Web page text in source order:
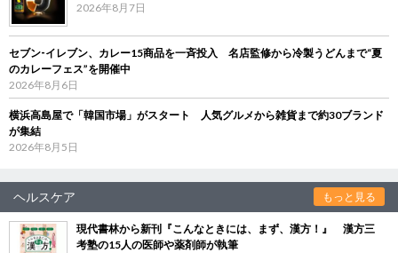
2026年8月7日
セブン‐イレブン、カレー15商品を一斉投入 名店監修から冷製うどんまで“夏
のカレーフェス”を開催中
2026年8月6日
横浜高島屋で「韓国市場」がスタート 人気グルメから雑貨まで約30ブランド
が集結
2026年8月5日
ヘルスケア もっと見る
現代書林から新刊『こんなときには、まず、漢方！』 漢方三
考塾の15人の医師や薬剤師が執筆